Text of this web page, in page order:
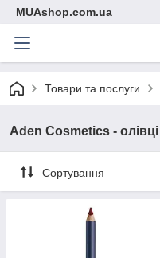
MUAshop.com.ua
Товари та послуги
Aden Cosmetics -
Сортування